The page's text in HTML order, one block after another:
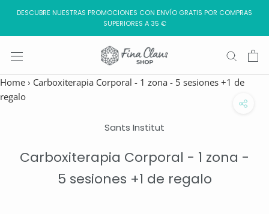
contenido
DESCUBRE NUESTRAS PROMOCIONES CON ENVÍO GRATIS POR COMPRAS
SUPERIORES A 35 €
Home › Carboxiterapia Corporal - 1 zona - 5 sesiones +1 de
regalo
Sants Institut
Carboxiterapia Corporal - 1 zona -
5 sesiones +1 de regalo